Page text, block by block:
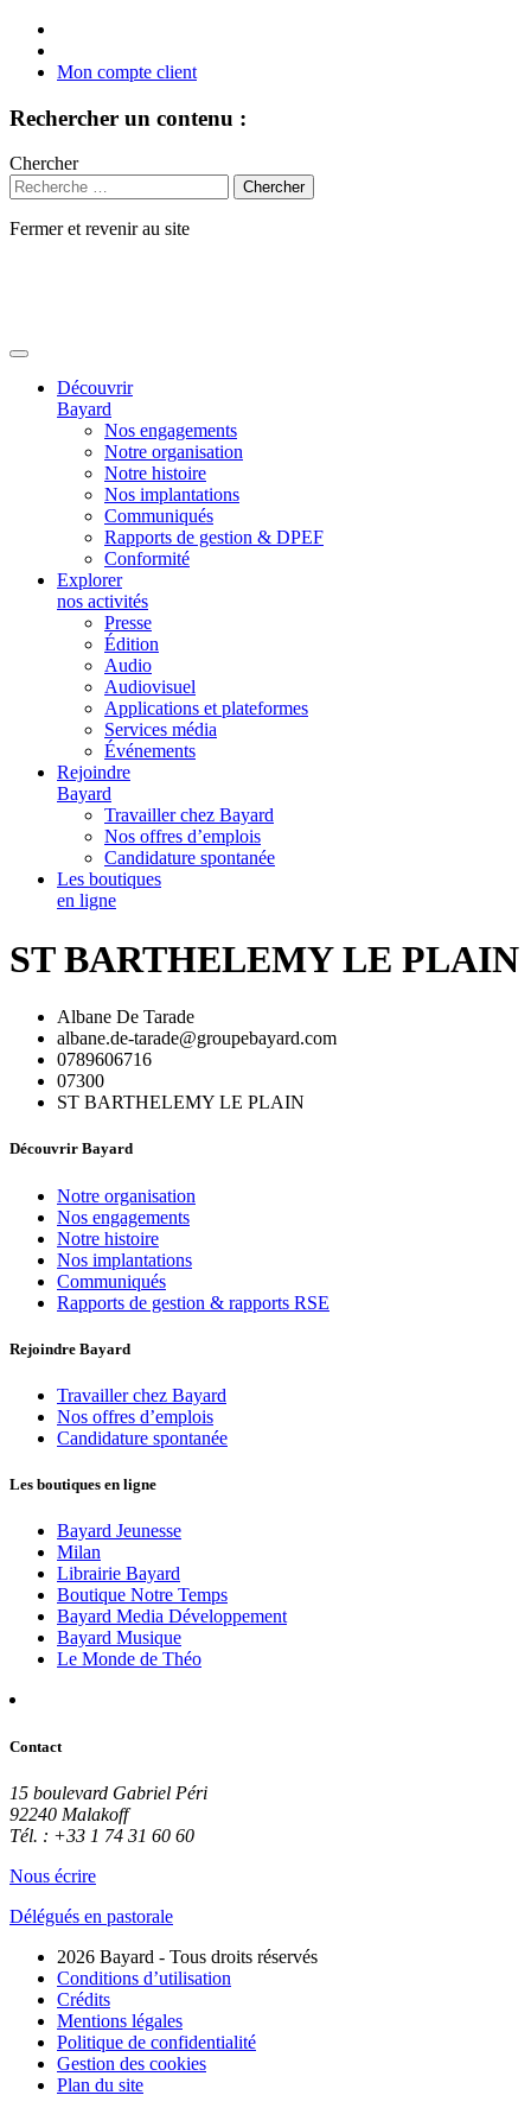
Mon compte client
Rechercher un contenu :
Chercher
Fermer et revenir au site
Découvrir
Bayard
Nos engagements
Notre organisation
Notre histoire
Nos implantations
Communiqués
Rapports de gestion & DPEF
Conformité
Explorer
nos activités
Presse
Édition
Audio
Audiovisuel
Applications et plateformes
Services média
Événements
Rejoindre
Bayard
Travailler chez Bayard
Nos offres d’emplois
Candidature spontanée
Les boutiques
en ligne
ST BARTHELEMY LE PLAIN
Albane De Tarade
albane.de-tarade@groupebayard.com
0789606716
07300
ST BARTHELEMY LE PLAIN
Découvrir Bayard
Notre organisation
Nos engagements
Notre histoire
Nos implantations
Communiqués
Rapports de gestion & rapports RSE
Rejoindre Bayard
Travailler chez Bayard
Nos offres d’emplois
Candidature spontanée
Les boutiques en ligne
Bayard Jeunesse
Milan
Librairie Bayard
Boutique Notre Temps
Bayard Media Développement
Bayard Musique
Le Monde de Théo
Contact
15 boulevard Gabriel Péri
92240 Malakoff
Tél. : +33 1 74 31 60 60
Nous écrire
Délégués en pastorale
2026 Bayard - Tous droits réservés
Conditions d’utilisation
Crédits
Mentions légales
Politique de confidentialité
Gestion des cookies
Plan du site